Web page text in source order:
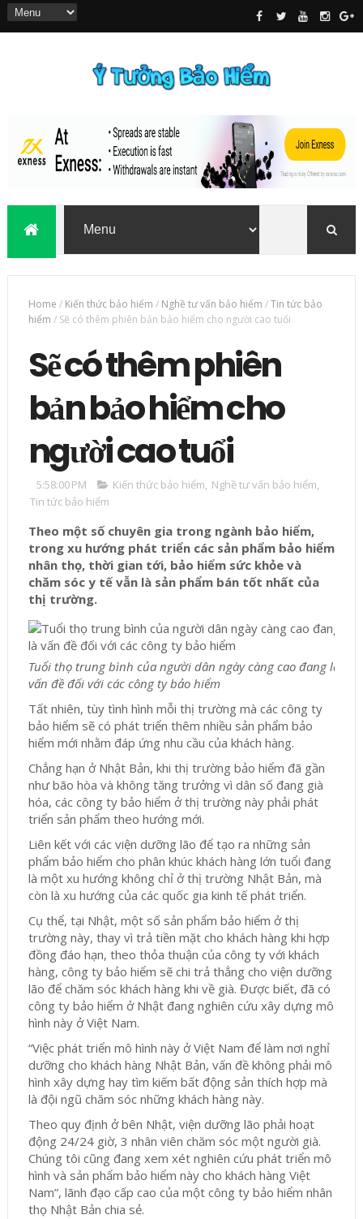
Home / Kiến thức bảo hiểm / Nghề tư vấn bảo hiểm /Tin tức bảo
hiểm / Sẽ có thêm phiên bản bảo hiểm cho người cao tuổi
Sẽ có thêm phiên
bản bảo hiểm cho
người cao tuổi
5:58:00 PM Kiến thức bảo hiểm, Nghề tư vấn bảo hiểm,
Tin tức bảo hiểm
Theo một số chuyên gia trong ngành bảo hiểm,
trong xu hướng phát triển các sản phẩm bảo hiểm
nhân thọ, thời gian tới, bảo hiểm sức khỏe và
chăm sóc y tế vẫn là sản phẩm bán tốt nhất của
thị trường.
Tuổi thọ trung bình của người dân ngày càng cao đang là
vấn đề đối với các công ty bảo hiểm
Tất nhiên, tùy tình hình mỗi thị trường mà các công ty
bảo hiểm sẽ có phát triển thêm nhiều sản phẩm bảo
hiểm mới nhằm đáp ứng nhu cầu của khách hàng.
Chẳng hạn ở Nhật Bản, khi thị trường bảo hiểm đã gần
như bão hòa và không tăng trưởng vì dân số đang già
hóa, các công ty bảo hiểm ở thị trường này phải phát
triển sản phẩm theo hướng mới.
Liên kết với các viện dưỡng lão để tạo ra những sản
phẩm bảo hiểm cho phân khúc khách hàng lớn tuổi đang
là một xu hướng không chỉ ở thị trường Nhật Bản, mà
còn là xu hướng của các quốc gia kinh tế phát triển.
Cụ thể, tại Nhật, một số sản phẩm bảo hiểm ở thị
trường này, thay vì trả tiền mặt cho khách hàng khi hợp
đồng đáo hạn, theo thỏa thuận của công ty với khách
hàng, công ty bảo hiểm sẽ chi trả thẳng cho viện dưỡng
lão để chăm sóc khách hàng khi về già. Được biết, đã có
công ty bảo hiểm ở Nhật đang nghiên cứu xây dựng mô
hình này ở Việt Nam.
“Việc phát triển mô hình này ở Việt Nam để làm nơi nghỉ
dưỡng cho khách hàng Nhật Bản, vấn đề không phải mô
hình xây dựng hay tìm kiếm bất động sản thích hợp mà
là đội ngũ chăm sóc những khách hàng này.
Theo quy định ở bên Nhật, viện dưỡng lão phải hoạt
động 24/24 giờ, 3 nhân viên chăm sóc một người già.
Chúng tôi cũng đang xem xét nghiên cứu phát triển mô
hình và sản phẩm bảo hiểm này cho khách hàng Việt
Nam”, lãnh đạo cấp cao của một công ty bảo hiểm nhân
thọ Nhật Bản chia sẻ.